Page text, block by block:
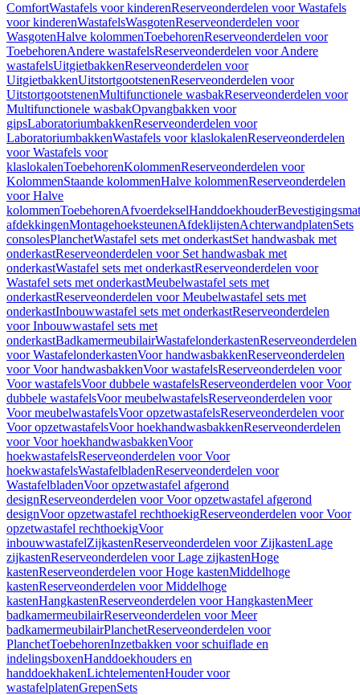
ComfortWastafels voor kinderenReserveonderdelen voor Wastafels
voor kinderenWastafelsWasgotenReserveonderdelen voor
WasgotenHalve kolommenToebehorenReserveonderdelen voor
ToebehorenAndere wastafelsReserveonderdelen voor Andere
wastafelsUitgietbakkenReserveonderdelen voor
UitgietbakkenUitstortgootstenenReserveonderdelen voor
UitstortgootstenenMultifunctionele wasbakReserveonderdelen voor
Multifunctionele wasbakOpvangbakken voor
gipsLaboratoriumbakkenReserveonderdelen voor
LaboratoriumbakkenWastafels voor klaslokalenReserveonderdelen
voor Wastafels voor
klaslokalenToebehorenKolommenReserveonderdelen voor
KolommenStaande kolommenHalve kolommenReserveonderdelen
voor Halve
kolommenToebehorenAfvoerdekselHanddoekhouder
afdekkingenMontagehoeksteunenAfdeklijstenAchterwandplatenSets
consolesPlanchetWastafel sets met onderkastSet handwasbak met
onderkastReserveonderdelen voor Set handwasbak met
onderkastWastafel sets met onderkastReserveonderdelen voor
Wastafel sets met onderkastMeubelwastafel sets met
onderkastReserveonderdelen voor Meubelwastafel sets met
onderkastInbouwwastafel sets met onderkastReserveonderdelen
voor Inbouwwastafel sets met
onderkastBadkamermeubilairWastafelonderkastenReserveonderdelen
voor WastafelonderkastenVoor handwasbakkenReserveonderdelen
voor Voor handwasbakkenVoor wastafelsReserveonderdelen voor
Voor wastafelsVoor dubbele wastafelsReserveonderdelen voor Voor
dubbele wastafelsVoor meubelwastafelsReserveonderdelen voor
Voor meubelwastafelsVoor opzetwastafelsReserveonderdelen voor
Voor opzetwastafelsVoor hoekhandwasbakkenReserveonderdelen
voor Voor hoekhandwasbakkenVoor
hoekwastafelsReserveonderdelen voor Voor
hoekwastafelsWastafelbladenReserveonderdelen voor
WastafelbladenVoor opzetwastafel afgerond
designReserveonderdelen voor Voor opzetwastafel afgerond
designVoor opzetwastafel rechthoekigReserveonderdelen voor Voor
opzetwastafel rechthoekigVoor
inbouwwastafelZijkastenReserveonderdelen voor ZijkastenLage
zijkastenReserveonderdelen voor Lage zijkastenHoge
kastenReserveonderdelen voor Hoge kastenMiddelhoge
kastenReserveonderdelen voor Middelhoge
kastenHangkastenReserveonderdelen voor HangkastenMeer
badkamermeubilairReserveonderdelen voor Meer
badkamermeubilairPlanchetReserveonderdelen voor
PlanchetToebehorenInzetbakken voor schuiflade en
indelingsboxenHanddoekhouders en
handdoekhakenLichtelementenHouder voor
wastafelplatenGrepenSets